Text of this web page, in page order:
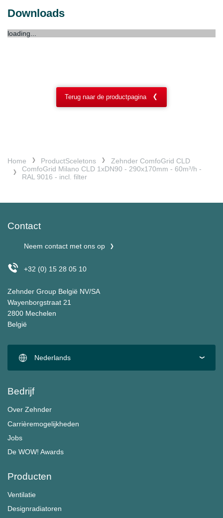
Downloads
loading...
Terug naar de productpagina
Home ProductSceletons
Zehnder ComfoGrid CLD
ComfoGrid Milano CLD 1xDN90 - 290x170mm - 60m³/h -
RAL 9016 - incl. filter
Contact
Neem contact met ons op
+32 (0) 15 28 05 10
Zehnder Group België NV/SA
Wayenborgstraat 21
2800 Mechelen
België
Nederlands
Bedrijf
Over Zehnder
Carrièremogelijkheden
Jobs
De WOW! Awards
Producten
Ventilatie
Designradiatoren